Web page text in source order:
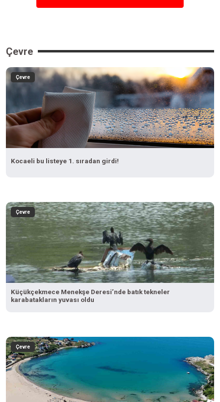
Çevre
Çevre
Kocaeli bu listeye 1. sıradan girdi!
Çevre
Küçükçekmece Menekşe Deresi’nde batık tekneler
karabatakların yuvası oldu
Çevre